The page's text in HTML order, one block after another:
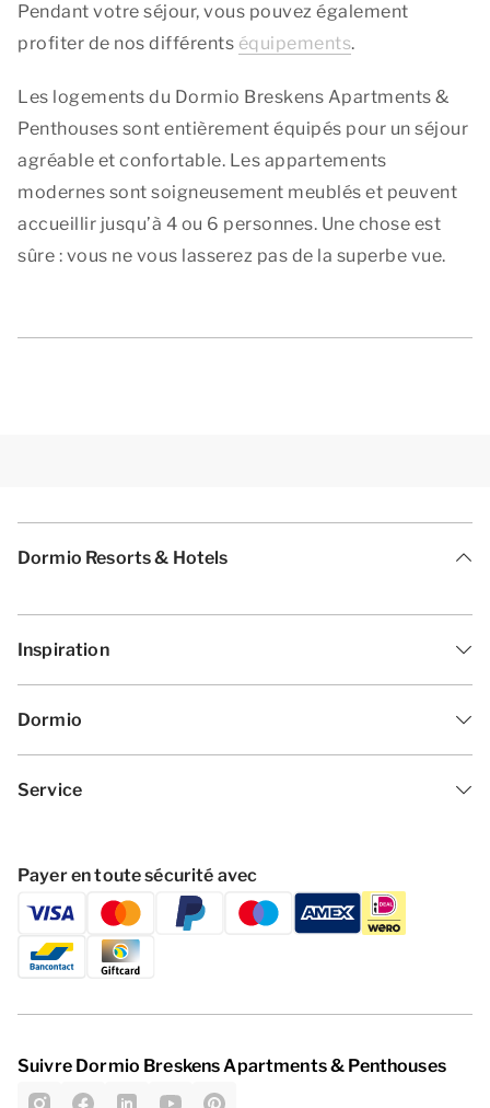
Pendant votre séjour, vous pouvez également
profiter de nos différents équipements.
Les logements du Dormio Breskens Apartments &
Penthouses sont entièrement équipés pour un séjour
agréable et confortable. Les appartements
modernes sont soigneusement meublés et peuvent
accueillir jusqu’à 4 ou 6 personnes. Une chose est
sûre : vous ne vous lasserez pas de la superbe vue.
Dormio Resorts & Hotels
Inspiration
Dormio
Service
Payer en toute sécurité avec
Suivre Dormio Breskens Apartments & Penthouses